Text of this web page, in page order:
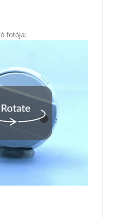
fotója: